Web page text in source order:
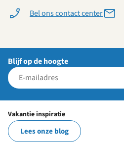
Bel ons contact center
Blijf op de hoogte
Vakantie inspiratie
Lees onze blog